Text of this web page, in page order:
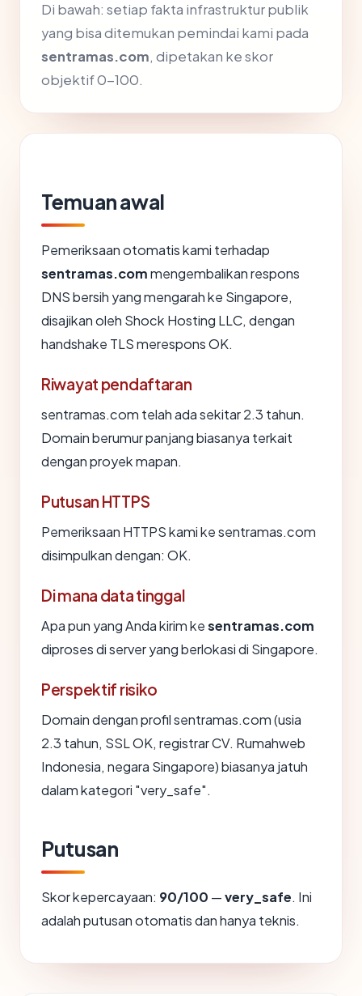
Di bawah: setiap fakta infrastruktur publik
yang bisa ditemukan pemindai kami pada
sentramas.com, dipetakan ke skor
objektif 0-100.
Temuan awal
Pemeriksaan otomatis kami terhadap
sentramas.commengembalikan respons
DNS bersih yang mengarah ke Singapore,
disajikan oleh Shock Hosting LLC, dengan
handshake TLS merespons OK.
Riwayat pendaftaran
sentramas.com telah ada sekitar 2.3 tahun.
Domain berumur panjang biasanya terkait
dengan proyek mapan.
Putusan HTTPS
Pemeriksaan HTTPS kami ke sentramas.com
disimpulkan dengan: OK.
Di mana data tinggal
Apa pun yang Anda kirim kesentramas.com
diproses di server yang berlokasi di Singapore.
Perspektif risiko
Domain dengan profil sentramas.com (usia
2.3 tahun, SSL OK, registrar CV. Rumahweb
Indonesia, negara Singapore) biasanya jatuh
dalam kategori "very_safe".
Putusan
Skor kepercayaan: 90/100 —very_safe. Ini
adalah putusan otomatis dan hanya teknis.